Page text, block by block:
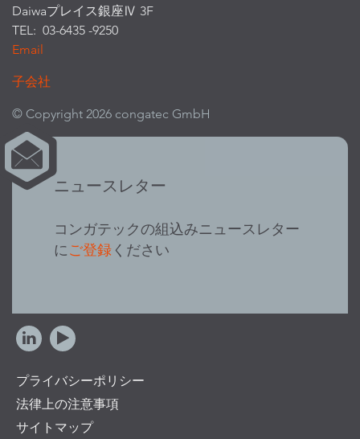
Daiwaプレイス銀座Ⅳ 3F
TEL: 03-6435 -9250
Email
子会社
© Copyright 2026 congatec GmbH
ニュースレター
コンガテックの組込みニュースレター
にご登録 ください
プライバシーポリシー
法律上の注意事項
サイトマップ